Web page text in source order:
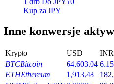
Codziennie zdobywaj
Kup za JPY
Inne konwersje
Krypto USD INR
BTCBitcoin 64,603.04
ETHEthereum 1,913.48